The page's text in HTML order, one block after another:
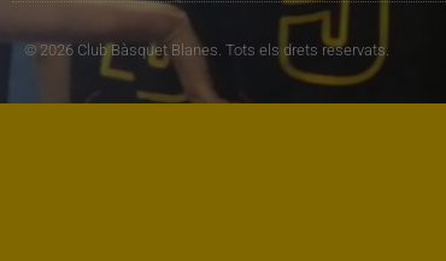
© 2026 Club Bàsquet Blanes. Tots els drets reservats.